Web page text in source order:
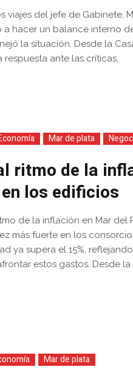
del jefe de Gabinete,
hacer un balance interno
la situación. Desde la
ante las críticas,
Mar de plata
ritmo de la
los edificios
de la inflación en Mar del
más fuerte en los
ya supera el 15%,
estos gastos. Desde la
Mar de plata